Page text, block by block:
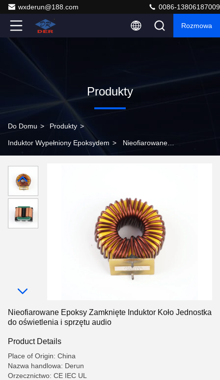
wxderun@188.com 0086-13806187009
Rozmowa
Produkty
Do Domu > Produkty >
Induktor Wypełniony Epoksydem > Nieofiarowane
oświetlenia i sprzętu audio
Nieofiarowane Epoksy Zamknięte Induktor Koło Jednostka
do oświetlenia i sprzętu audio
Product Details
Place of Origin: China
Nazwa handlowa: Derun
Orzecznictwo: CE IEC UL